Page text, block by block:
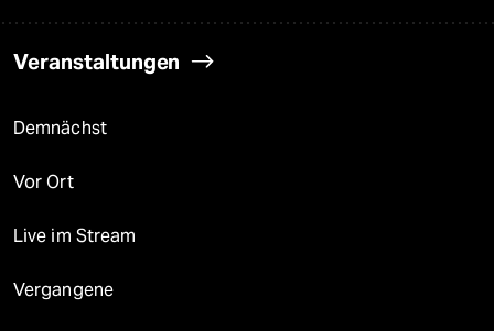
Veranstaltungen
Demnächst
Vor Ort
Live im Stream
Vergangene